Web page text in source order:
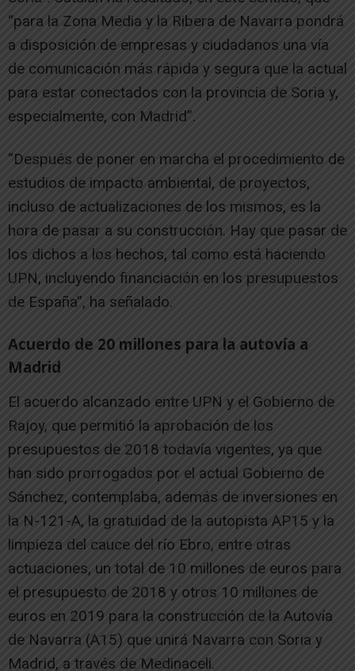
“para la Zona Media y la Ribera de Navarra pondrá
a disposición de empresas y ciudadanos una vía
de comunicación más rápida y segura que la actual
para estar conectados con la provincia de Soria y,
especialmente, con Madrid”.
“Después de poner en marcha el procedimiento de
estudios de impacto ambiental, de proyectos,
incluso de actualizaciones de los mismos, es la
hora de pasar a su construcción. Hay que pasar de
los dichos a los hechos, tal como está haciendo
UPN, incluyendo financiación en los presupuestos
de España”, ha señalado.
Acuerdo de 20 millones para la autovía a
Madrid
El acuerdo alcanzado entre UPN y el Gobierno de
Rajoy, que permitió la aprobación de los
presupuestos de 2018 todavía vigentes, ya que
han sido prorrogados por el actual Gobierno de
Sánchez, contemplaba, además de inversiones en
la N-121-A, la gratuidad de la autopista AP15 y la
limpieza del cauce del río Ebro, entre otras
actuaciones, un total de 10 millones de euros para
el presupuesto de 2018 y otros 10 millones de
euros en 2019 para la construcción de la Autovía
de Navarra (A15) que unirá Navarra con Soria y
Madrid, a través de Medinaceli.